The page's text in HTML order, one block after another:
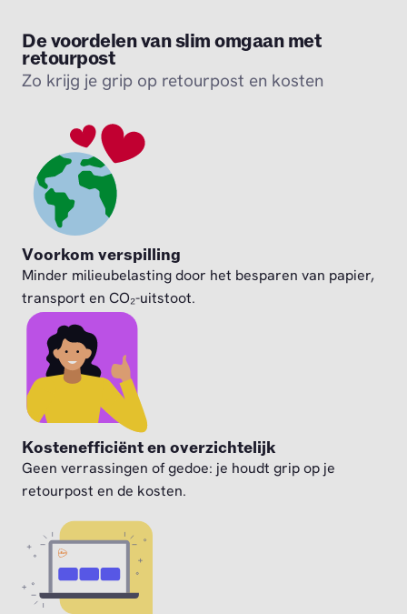
De voordelen van slim omgaan met
retourpost
Zo krijg je grip op retourpost en kosten
Voorkom verspilling
Minder milieubelasting door het besparen van papier,
transport en CO₂-uitstoot.
Kostenefficiënt en overzichtelijk
Geen verrassingen of gedoe: je houdt grip op je
retourpost en de kosten.